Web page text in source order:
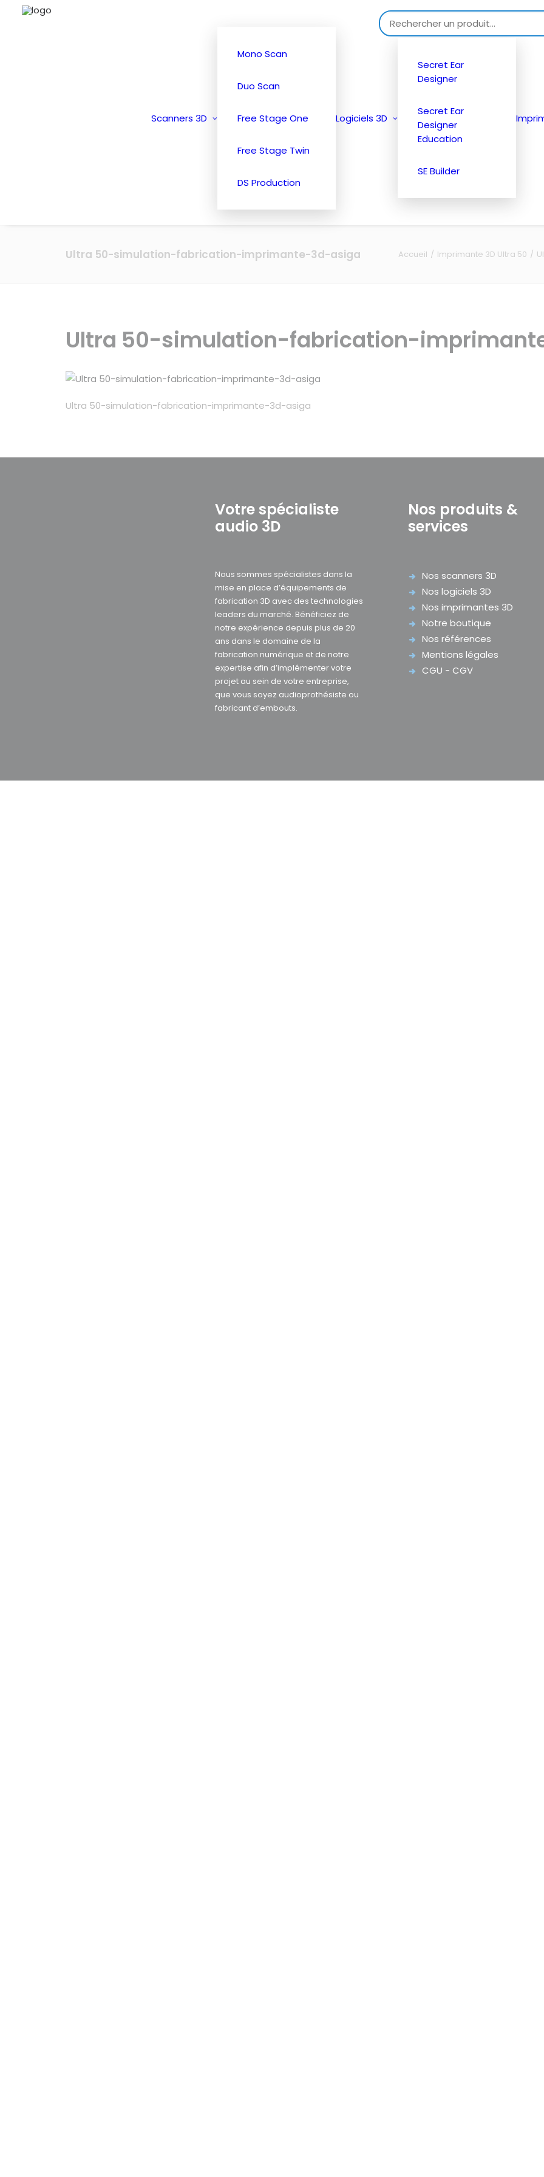
Scanners 3D
Mono Scan
Duo Scan
Free Stage One
Free Stage Twin
DS Production
Logiciels 3D
Secret Ear
Designer
Secret Ear
Designer
Education
SE Builder
Search for:
Ultra 50-simulation-fabrication-imprimante-3d-asiga Accueil Imprimante 3D Ultra 50
Ultra 50-simulation-fabrication-
Ultra 50-simulation-fabrication-imprimante-3d-asiga
Votre spécialiste
audio 3D
Nous sommes spécialistes dans la
mise en place d’équipements de
fabrication 3D avec des technologies
leaders du marché. Bénéficiez de
notre expérience depuis plus de 20
ans dans le domaine de la
fabrication numérique et de notre
expertise afin d’implémenter votre
projet au sein de votre entreprise,
que vous soyez audioprothésiste ou
fabricant d’embouts.
Nos produits &
services
Nos scanners 3D
Nos logiciels 3D
Nos imprimantes 3D
Notre boutique
Nos références
Mentions légales
CGU - CGV